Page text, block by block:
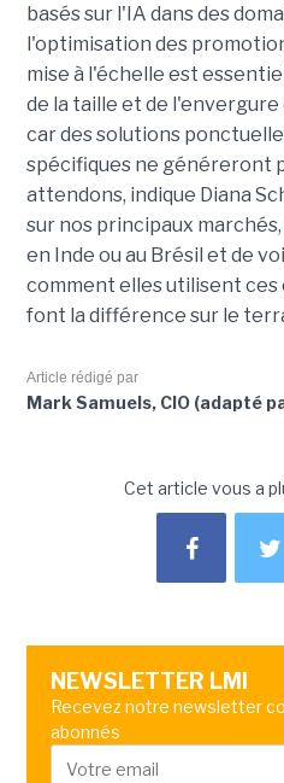
basés sur l'IA dans des
l'optimisation des
mise à l'échelle est
de la taille et de
car des solutions
spécifiques ne généreront
attendons, indique Diana
sur nos principaux
en Inde ou au Brésil et de
comment elles utilisent
font la différence sur le
Article rédigé par
Mark Samuels, CIO (adapté
Cet article vous a
NEWSLETTER LMI
Recevez notre newsletter
abonnés